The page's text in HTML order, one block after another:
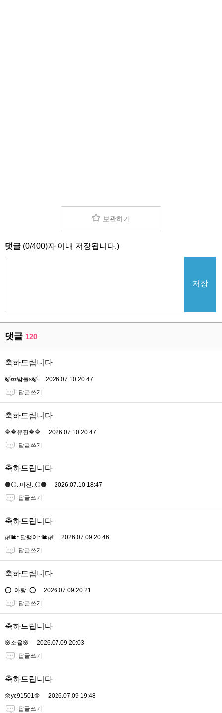
보관하기
댓글 (0/400)자 이내 저장됩니다.)
저장
댓글 120
축하드립니다
🍃💤밤톨s🍃
2026.07.10 20:47
답글쓰기
축하드립니다
🔷🔶유진🔶🔷
2026.07.10 20:47
답글쓰기
축하드립니다
🟤⚪️..미진..⚪️🟤
2026.07.10 18:47
답글쓰기
축하드립니다
🌿🐌~달팽이~🐌🌿
2026.07.09 20:46
답글쓰기
축하드립니다
⭕..아랑..⭕
2026.07.09 20:21
답글쓰기
축하드립니다
🌸소율🌸
2026.07.09 20:03
답글쓰기
축하드립니다
🌼yc91501🌼
2026.07.09 19:48
답글쓰기